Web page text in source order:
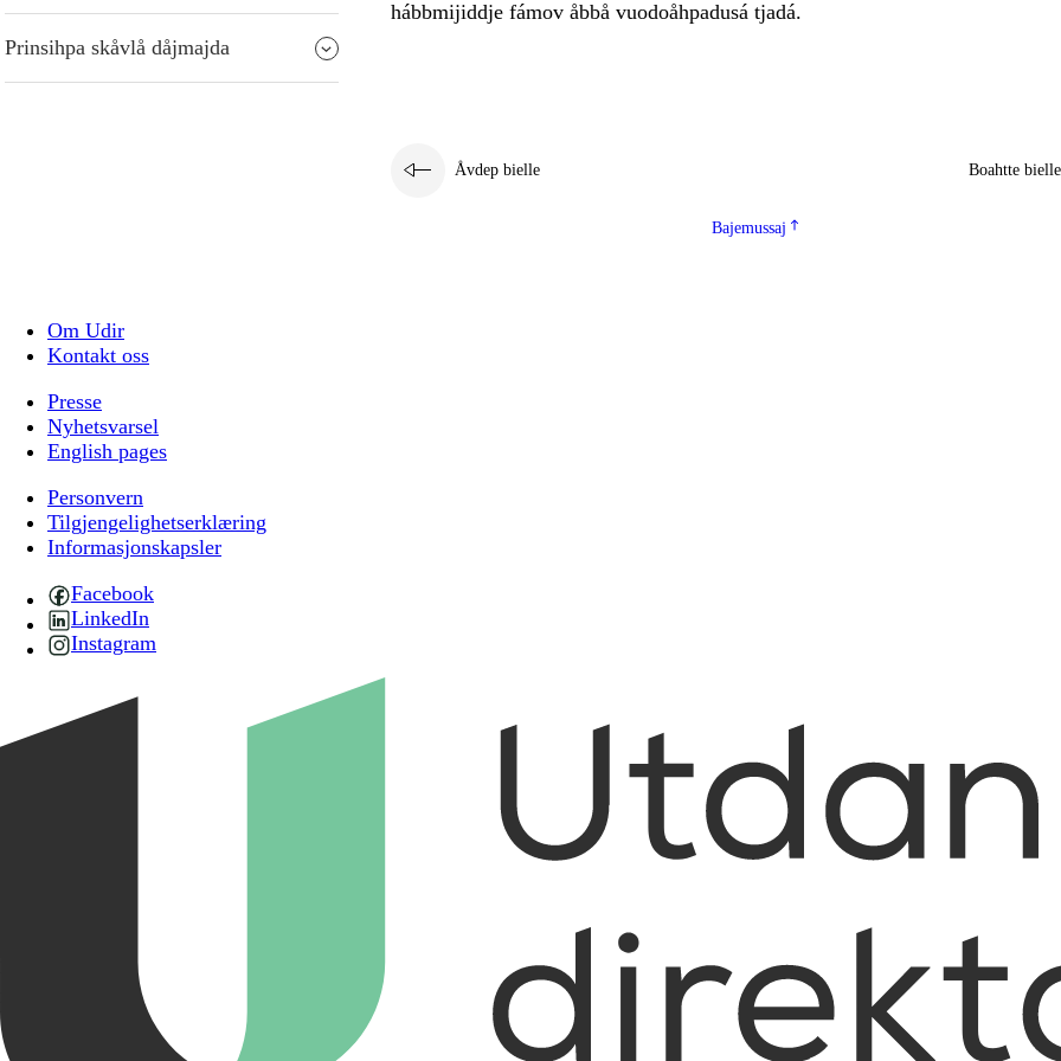
Prinsihpa skåvlå dåjmajda
hábbmijiddje fámov åbbå vuodoåhpadusá tjadá.
Åvdep bielle Boahtte bielle
Bajemussaj
Om Udir
Kontakt oss
Presse
Nyhetsvarsel
English pages
Personvern
Tilgjengelighetserklæring
Informasjonskapsler
Facebook
LinkedIn
Instagram